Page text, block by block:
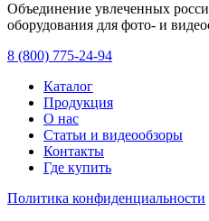
Объединение увлеченных
оборудования для фото- и
8 (800) 775-24-94
Каталог
Продукция
О нас
Статьи и видеообзоры
Контакты
Где купить
Политика конфиденциальности